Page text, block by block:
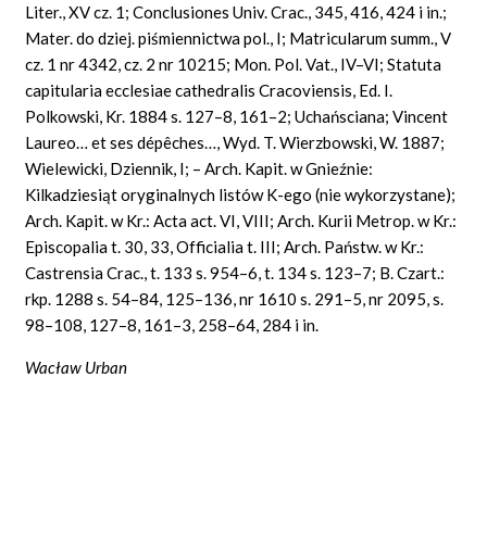
Liter., XV cz. 1; Conclusiones Univ.Crac., 345, 416, 424 i in.;
Mater. do dziej. piśmiennictwa pol., I; Matricularum summ., V
cz. 1 nr 4342, cz. 2 nr 10215; Mon. Pol. Vat., IV–VI; Statuta
capitularia ecclesiae cathedralis Cracoviensis, Ed. I.
Polkowski, Kr. 1884 s. 127–8, 161–2; Uchańsciana; Vincent
Laureo… etses dépêches…,Wyd. T. Wierzbowski, W. 1887;
Wielewicki, Dziennik, I; – Arch. Kapit. w Gnieźnie:
Kilkadziesiąt oryginalnych listów K-ego (nie wykorzystane);
Arch. Kapit. w Kr.: Acta act. VI, VIII; Arch. Kurii Metrop. w Kr.:
Episcopalia t. 30, 33, Officialia t. III; Arch. Państw. w Kr.:
CastrensiaCrac.,t. 133 s. 954–6, t. 134 s. 123–7; B. Czart.:
rkp. 1288 s. 54–84, 125–136, nr 1610 s. 291–5, nr 2095, s.
98–108, 127–8, 161–3, 258–64, 284 i in.
Wacław Urban